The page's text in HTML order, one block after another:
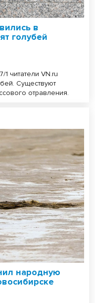
в
голубей
читатели VN.ru
Существуют
отравления.
народную